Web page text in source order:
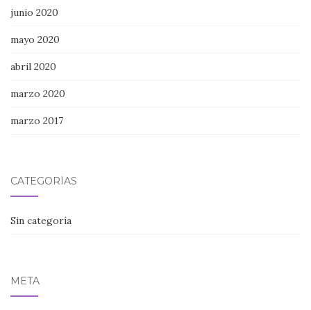
junio 2020
mayo 2020
abril 2020
marzo 2020
marzo 2017
CATEGORÍAS
Sin categoría
META